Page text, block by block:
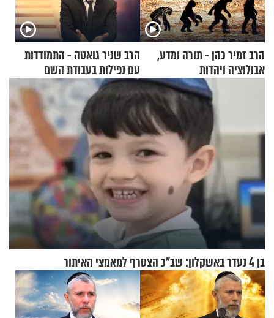
הרב זמיר כהן - תורה ומדע,
אבולוציה ויהדות
הרב שניר גואטה - התמודדות
עם נפילות בעבודת השם
בן 4 נעדר באשקלון: שב"כ הצטרף למאמצי האיתור